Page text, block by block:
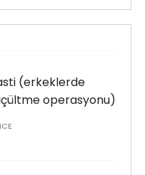
(erkeklerde
operasyonu)